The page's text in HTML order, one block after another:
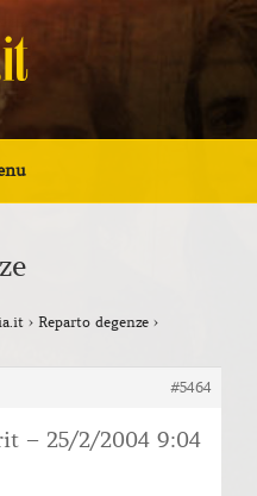
› Reparto degenze ›
#5464
– 25/2/2004 9:04